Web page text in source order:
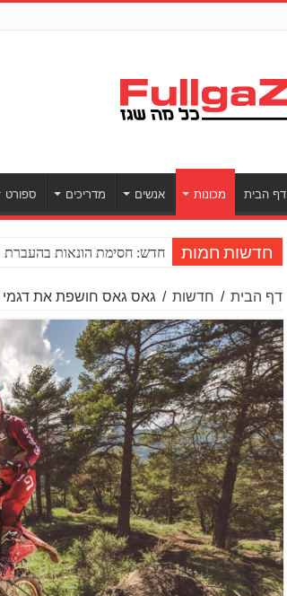
דף הבית מכונות אנשים מדריכים ספורט
חדשות חמות חדש: חסימת הונאות בהעברת
דף הבית / חדשות / גאס גאס חושפת את דגמי